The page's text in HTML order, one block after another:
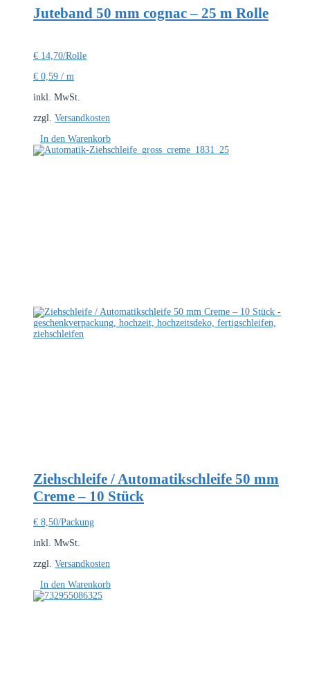
Juteband 50 mm cognac – 25 m Rolle
€ 14,70/Rolle
€ 0,59 / m
inkl. MwSt.
zzgl. Versandkosten
In den Warenkorb
Ziehschleife / Automatikschleife 50 mm
Creme – 10 Stück
€ 8,50/Packung
inkl. MwSt.
zzgl. Versandkosten
In den Warenkorb